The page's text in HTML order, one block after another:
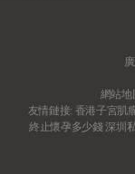
網站地
友情鏈接: 香港子宮肌
終止懷孕多少錢深圳